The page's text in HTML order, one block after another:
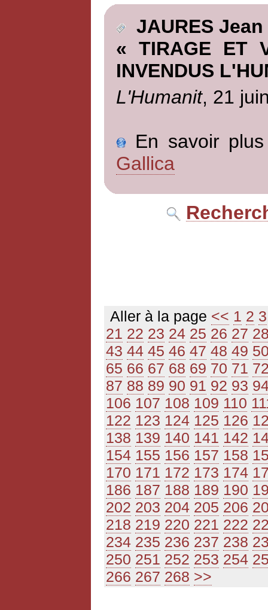
JAURES Jean
« TIRAGE ET
INVENDUS
L'Humanit, 21
En savoir
Gallica
Aller à la page << 1 2 3
21 22 23 24 25 26 27
43 44 45 46 47 48 49
65 66 67 68 69 70 71
87 88 89 90 91 92 93
106 107 108 109 110
122 123 124 125 126
138 139 140 141 142
154 155 156 157 158
170 171 172 173 174
186 187 188 189 190
202 203 204 205 206
218 219 220 221 222
234 235 236 237 238
250 251 252 253 254
266 267 268 >>